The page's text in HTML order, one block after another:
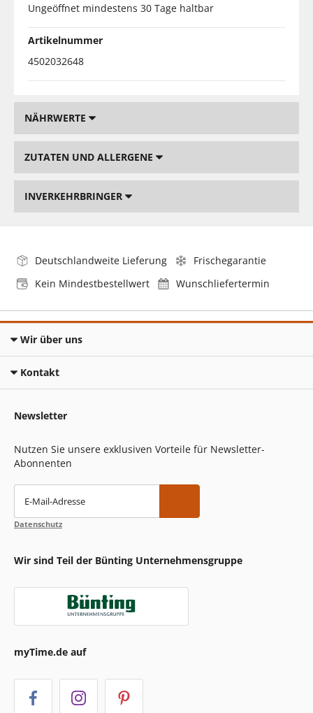
Ungeöffnet mindestens 30 Tage haltbar
Artikelnummer
4502032648
NÄHRWERTE
ZUTATEN UND ALLERGENE
INVERKEHRBRINGER
Deutschlandweite Lieferung
Frischegarantie
Kein Mindestbestellwert
Wunschliefertermin
Wir über uns
Kontakt
Newsletter
Nutzen Sie unsere exklusiven Vorteile für Newsletter-
Abonnenten
E-Mail-Adresse
Datenschutz
Wir sind Teil der Bünting Unternehmensgruppe
myTime.de auf